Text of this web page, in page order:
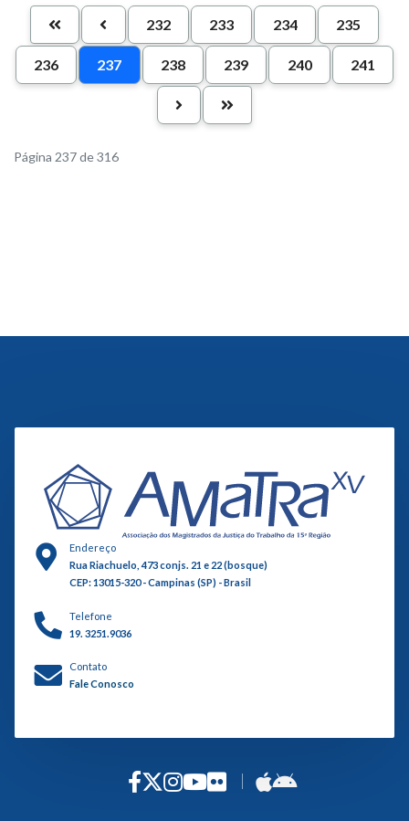
232 233 234 235
236 237 238 239 240 241
Página 237 de 316
Endereço
Rua Riachuelo, 473 conjs. 21 e 22 (bosque)
CEP: 13015-320 - Campinas (SP) - Brasil
Telefone
19. 3251.9036
Contato
Fale Conosco